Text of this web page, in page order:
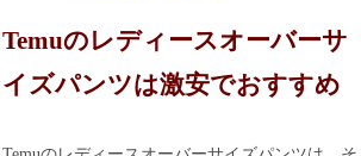
Temuのレディースオーバーサ
イズパンツは激安でおすすめ